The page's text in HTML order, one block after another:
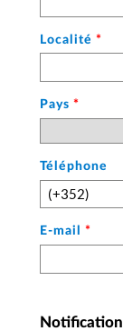
Localité *
Pays *
Téléphone
E-mail *
Notification